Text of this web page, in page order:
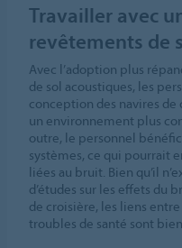
Travailler avec
revêtements de
Avec l’adoption plus
de sol acoustiques, les
conception des navires
un environnement plus
outre, le personnel
systèmes, ce qui pourrait
liées au bruit. Bien qu’il
d’études sur les effets du
de croisière, les liens
troubles de santé sont